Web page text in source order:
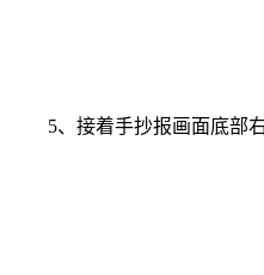
5、接着手抄报画面底部右